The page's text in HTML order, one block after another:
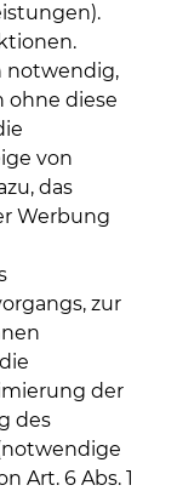
notwendig,
diese
von
das
Werbung
zur
der
des
Art. 6 Abs. 1